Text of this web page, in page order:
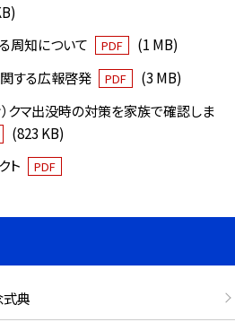
周知について
PDF
(1 MB)
する広報啓発
PDF
(3 MB)
）クマ出没時の対策を家族で確認しま
(823 KB)
ト
PDF
典